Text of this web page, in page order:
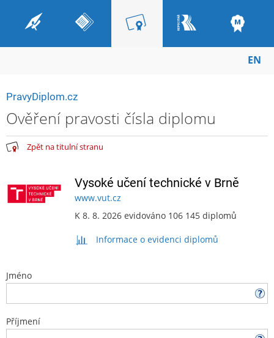
EN
PravyDiplom.cz
Ověření pravosti čísla diplomu
Zpět na titulní stranu
Vysoké učení technické v Brně
www.vut.cz
K 8. 8. 2026 evidováno 106 145 diplomů
Informace o evidenci diplomů
Jméno
Příjmení